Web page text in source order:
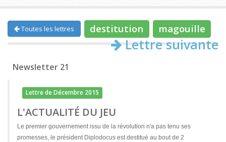
Toutes les lettres destitution magouille
Lettre suivante
Newsletter 21
Lettre de Décembre 2015
L'ACTUALITÉ DU JEU
Le premier gouvernement issu de la révolution n'a pas tenu ses
promesses, le président Diplodocus est destitué au bout de 2